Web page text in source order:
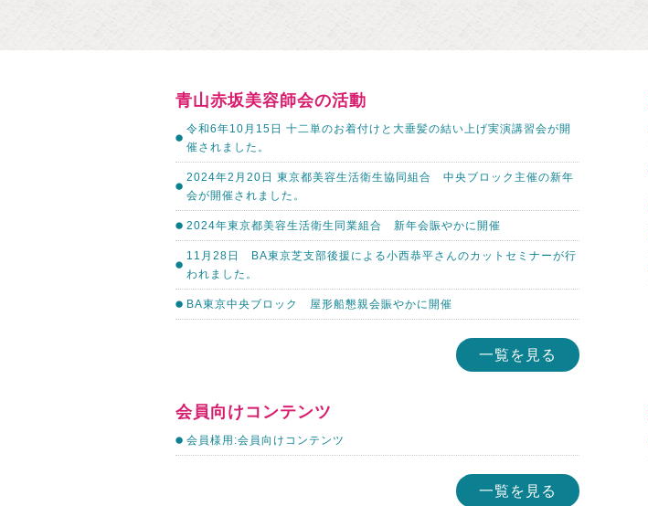
青山赤坂美容師会の活動
令和6年10月15日 十二単のお着付けと大垂髪の結い上げ実演講習会が開
催されました。
2024年2月20日 東京都美容生活衛生協同組合 中央ブロック主催の新年
会が開催されました。
2024年東京都美容生活衛生同業組合 新年会賑やかに開催
11月28日 BA東京芝支部後援による小西恭平さんのカットセミナーが行
われました。
BA東京中央ブロック 屋形船懇親会賑やかに開催
一覧を見る
会員向けコンテンツ
会員様用:会員向けコンテンツ
一覧を見る